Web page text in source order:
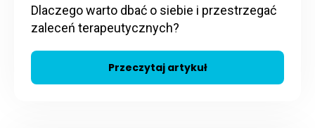
Dlaczego warto dbać o siebie i przestrzegać
zaleceń terapeutycznych?
Przeczytaj artykuł